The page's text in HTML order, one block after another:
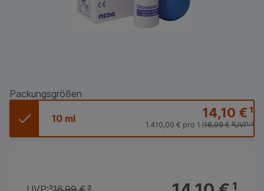
Packungsgrößen
10 ml 14,10 €¹
UVP:³
16,99 €³
1.410,00 € pro 1 l